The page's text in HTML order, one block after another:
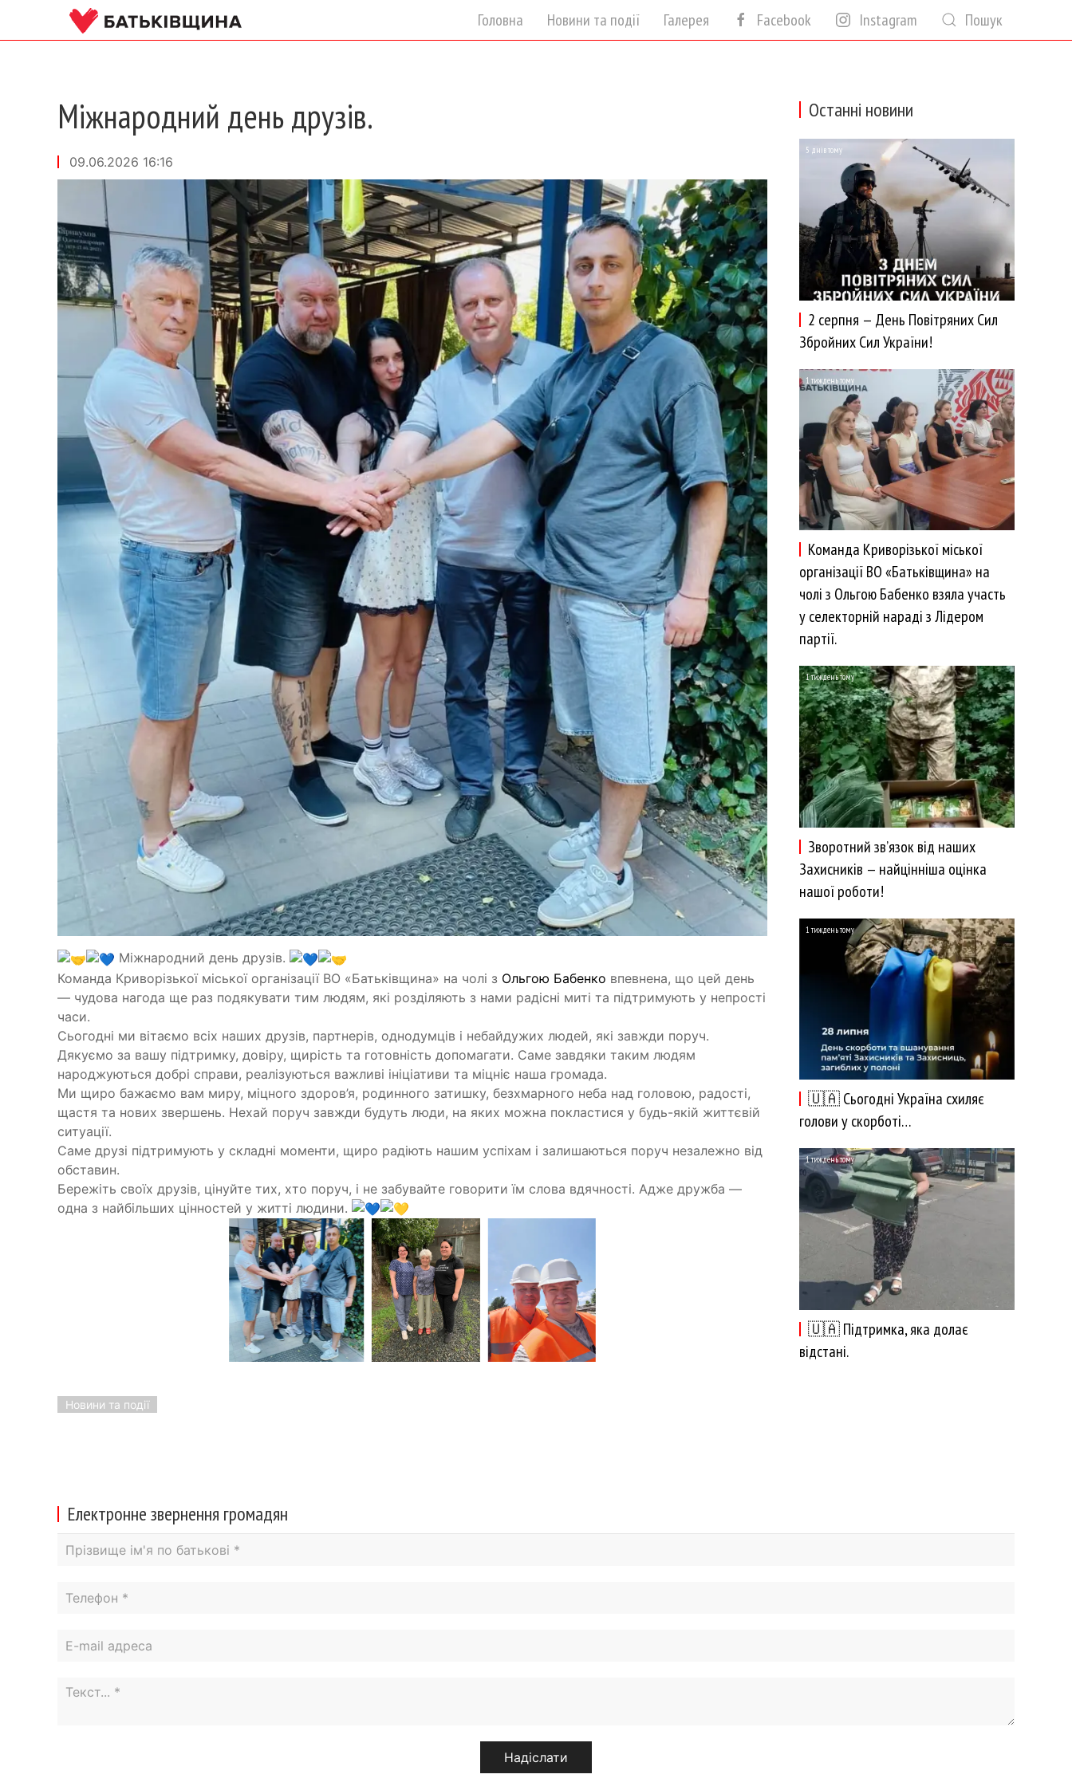
Головна Новини та події Галерея Facebook Instagram Пошук
Міжнародний день друзів.
09.06.2026 16:16
Міжнародний день друзів.
Команда Криворізької міської організації ВО «Батьківщина» на чолі з Ольгою Бабенко впевнена, що цей день
— чудова нагода ще раз подякувати тим людям, які розділяють з нами радісні миті та підтримують у непрості
часи.
Сьогодні ми вітаємо всіх наших друзів, партнерів, однодумців і небайдужих людей, які завжди поруч.
Дякуємо за вашу підтримку, довіру, щирість та готовність допомагати. Саме завдяки таким людям
народжуються добрі справи, реалізуються важливі ініціативи та міцніє наша громада.
Ми щиро бажаємо вам миру, міцного здоров’я, родинного затишку, безхмарного неба над головою, радості,
щастя та нових звершень. Нехай поруч завжди будуть люди, на яких можна покластися у будь-якій життєвій
ситуації.
Саме друзі підтримують у складні моменти, щиро радіють нашим успіхам і залишаються поруч незалежно від
обставин.
Бережіть своїх друзів, цінуйте тих, хто поруч, і не забувайте говорити їм слова вдячності. Адже дружба —
одна з найбільших цінностей у житті людини.
Новини та події
Останні новини
5 днів тому
2 серпня — День Повітряних Сил
Збройних Сил України!
1 тиждень тому
Команда Криворізької міської
організації ВО «Батьківщина» на
чолі з Ольгою Бабенко взяла участь
у селекторній нараді з Лідером
партії.
1 тиждень тому
Зворотний зв’язок від наших
Захисників — найцінніша оцінка
нашої роботи!
1 тиждень тому
🇺🇦 Сьогодні Україна схиляє
голови у скорботі…
1 тиждень тому
🇺🇦 Підтримка, яка долає
відстані.
Електронне звернення громадян